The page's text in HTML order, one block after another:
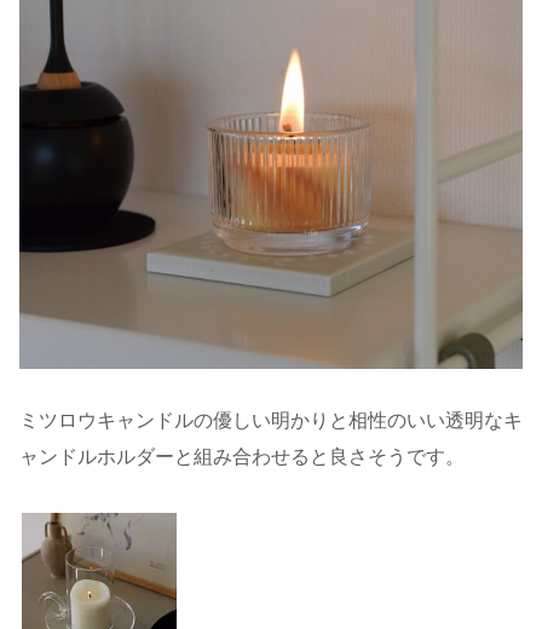
ミツロウキャンドルの優しい明かりと相性のいい透明なキ
ャンドルホルダーと組み合わせると良さそうです。